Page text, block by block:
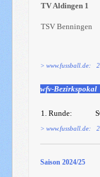
TV Aldingen 1
TSV Benningen
> www.fussball.de:
wfv-Bezirkspokal
1. Runde:
> www.fussball.de:
Saison 2024/25